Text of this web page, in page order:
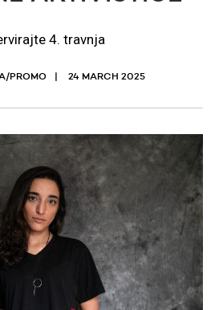
4. travnja
PROMO 24 MARCH 2025